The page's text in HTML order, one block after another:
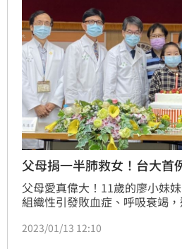
形，國人等待肺移植是可遇不
父母捐一半肺救女！台大首
父母愛真偉大！11歲的廖小妹
組織性引發敗血症、呼吸衰竭
臟器官移植，血氧更僅剩77%、
2023/01/13 12:10